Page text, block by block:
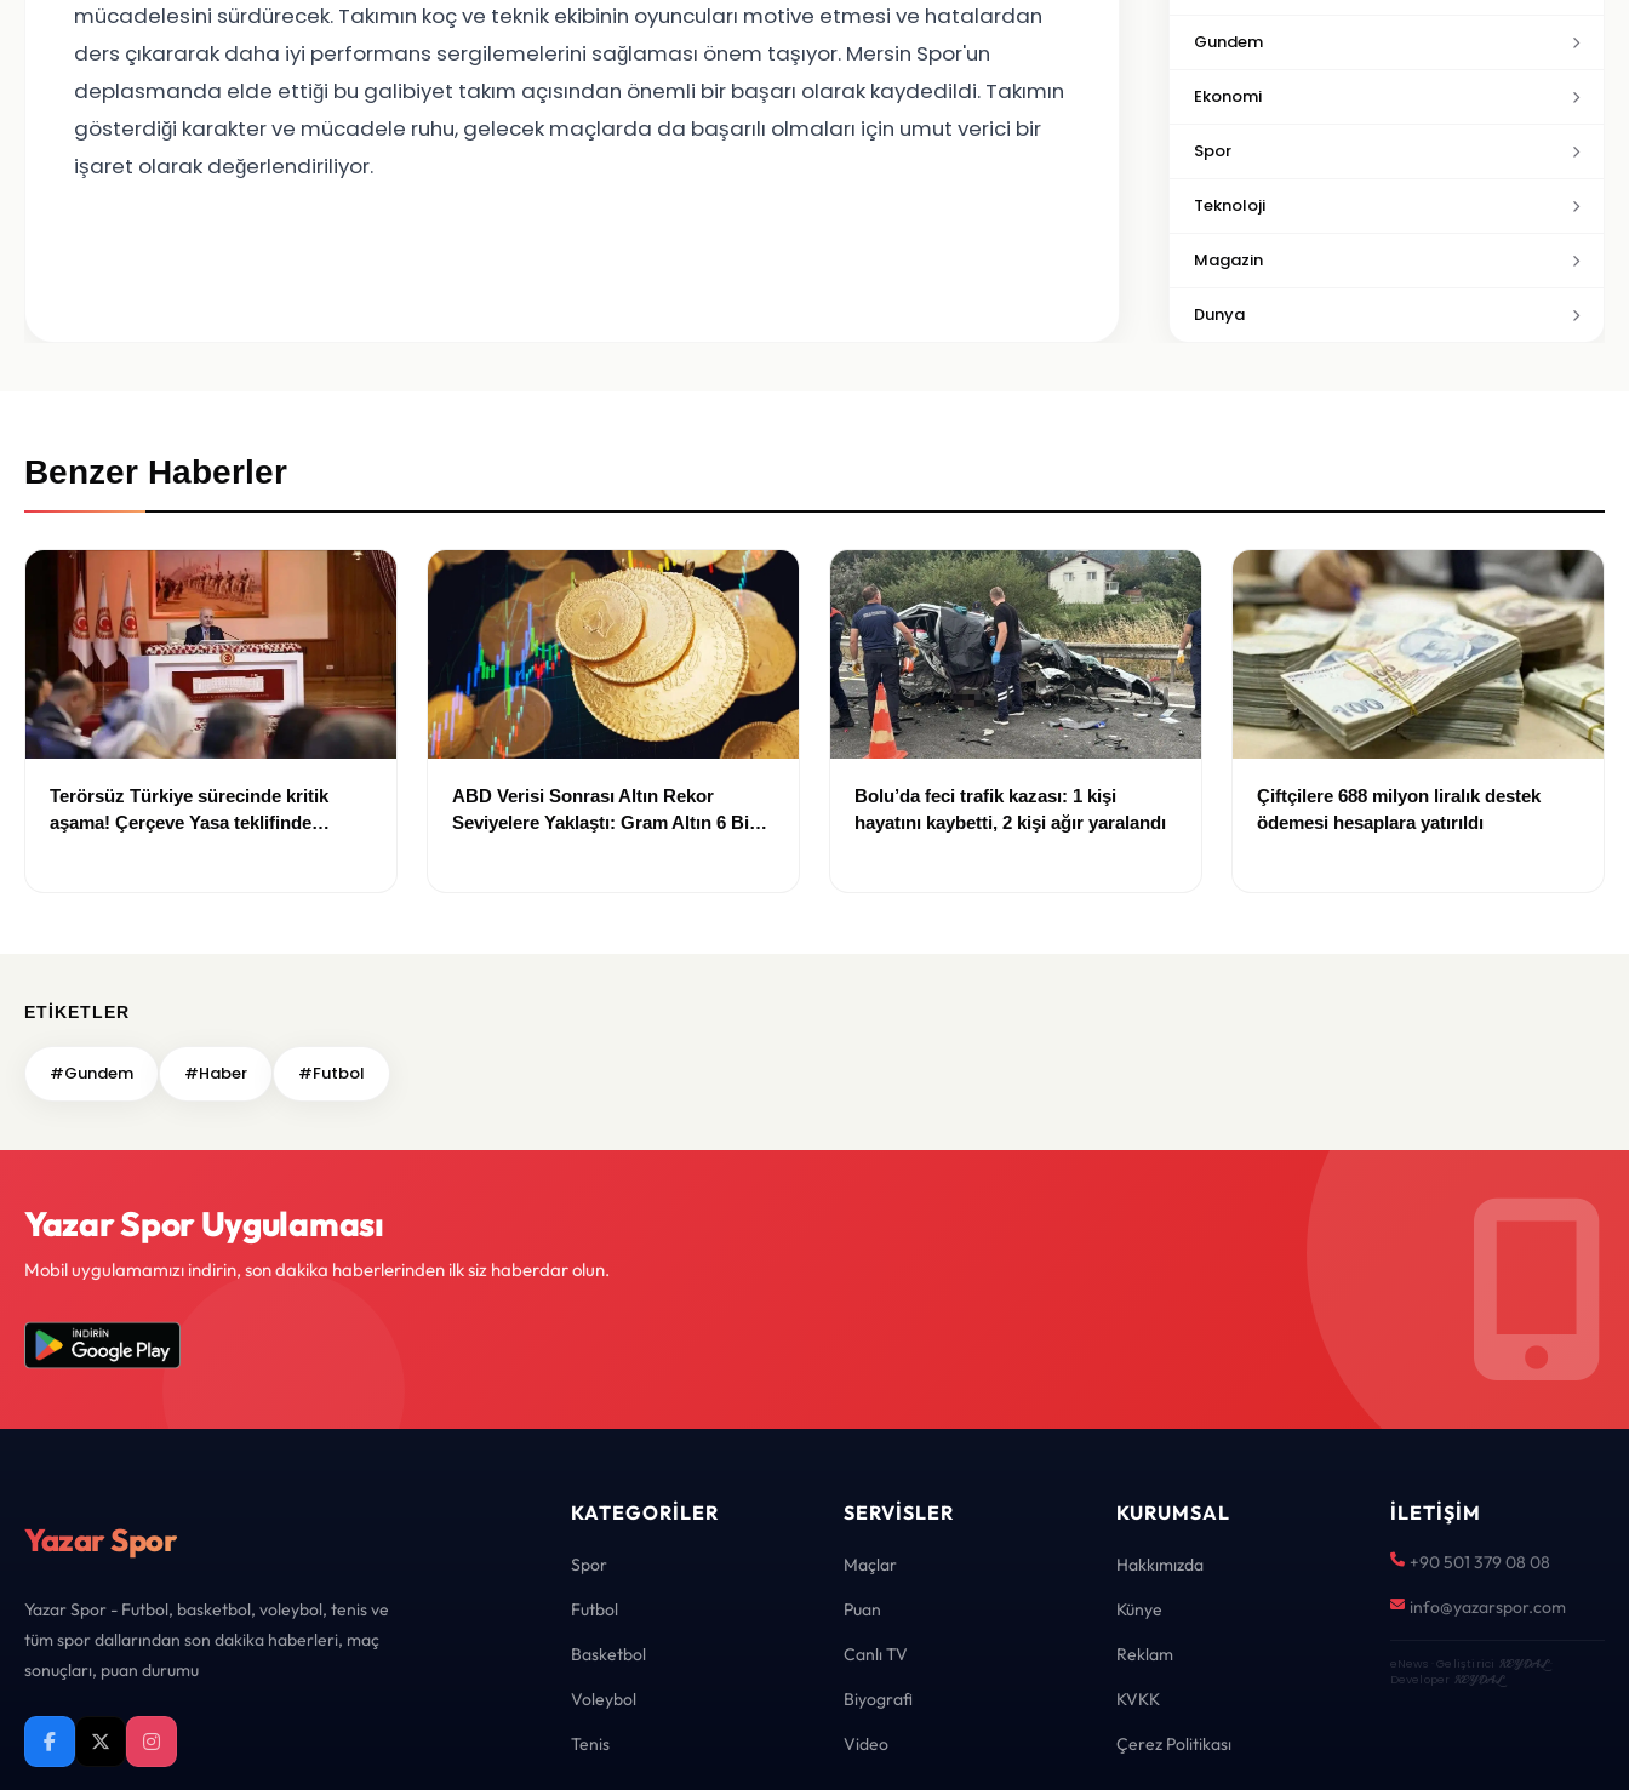
mücadelesini sürdürecek. Takımın koç ve teknik ekibinin oyuncuları motive etmesi ve hatalardan
ders çıkararak daha iyi performans sergilemelerini sağlaması önem taşıyor. Mersin Spor'un
deplasmanda elde ettiği bu galibiyet takım açısından önemli bir başarı olarak kaydedildi. Takımın
gösterdiği karakter ve mücadele ruhu, gelecek maçlarda da başarılı olmaları için umut verici bir
işaret olarak değerlendiriliyor.
Gundem
Ekonomi
Spor
Teknoloji
Magazin
Dunya
Benzer Haberler
Terörsüz Türkiye sürecinde kritik
aşama! Çerçeve Yasa teklifinde
ABD Verisi Sonrası Altın Rekor
Seviyelere Yaklaştı: Gram Altın 6 Bin
Bolu’da feci trafik kazası: 1 kişi
hayatını kaybetti, 2 kişi ağır yaralandı
Çiftçilere 688 milyon liralık destek
ödemesi hesaplara yatırıldı
ETIKETLER
#Gundem #Haber #Futbol
Yazar Spor Uygulaması
Mobil uygulamamızı indirin, son dakika haberlerinden ilk siz haberdar olun.
Yazar Spor
Yazar Spor - Futbol, basketbol, voleybol, tenis ve
tüm spor dallarından son dakika haberleri, maç
sonuçları, puan durumu
KATEGORILER
Spor
Futbol
Basketbol
Voleybol
Tenis
SERVISLER
Maçlar
Puan
Canlı TV
Biyografi
Video
KURUMSAL
Hakkımızda
Künye
Reklam
KVKK
Çerez Politikası
İLETIŞIM
+90 501 379 08 08
info@yazarspor.com
eNews · Geliştirici KEYDAL·
Developer KEYDAL